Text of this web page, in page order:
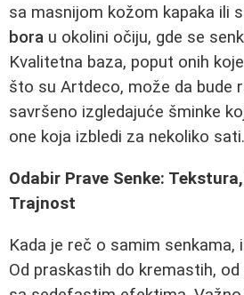
sa masnijom kožom kapaka ili
bora u okolini očiju, gde se
Kvalitetna baza, poput onih
što su Artdeco, može da bude
savršeno izgledajuće šminke
one koja izbledi za nekoliko sati.
Odabir Prave Senke:
Trajnost
Kada je reč o samim senkama,
Od praskastih do kremastih,